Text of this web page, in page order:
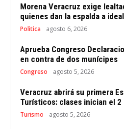
Morena Veracruz exige
quienes dan la espalda a
Politica agosto 6, 2026
Aprueba Congreso
en contra de dos munícipes
Congreso agosto 5, 2026
Veracruz abrirá su primera
Turísticos: clases inician el
Turismo agosto 5, 2026